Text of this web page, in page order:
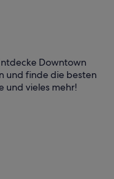
Downtown
und finde die besten
und vieles mehr!